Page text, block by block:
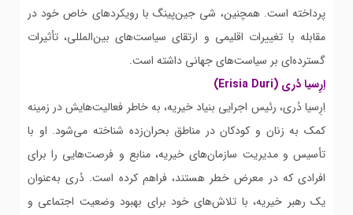
پرداخته است. همچنین، شی جین‌پینگ با رویکردهای خاص خود در
مقابله با تغییرات اقلیمی و ارتقای سیاست‌های بین‌المللی، تأثیرات
گسترده‌ای بر سیاست‌های جهانی داشته است.
اِرِسیا دُری (Erisia Duri)
اِرِسیا دُری، رئیس اجرایی بنیاد خیریه، به خاطر فعالیت‌هایش در زمینه
کمک به زنان و کودکان در مناطق بحران‌زده شناخته می‌شود. او با
تأسیس و مدیریت سازمان‌های خیریه، منابع و فرصت‌هایی را برای
افرادی که در معرض خطر هستند، فراهم کرده است. دُری به‌عنوان
یک رهبر خیریه، با تلاش‌های خود برای بهبود وضعیت اجتماعی و